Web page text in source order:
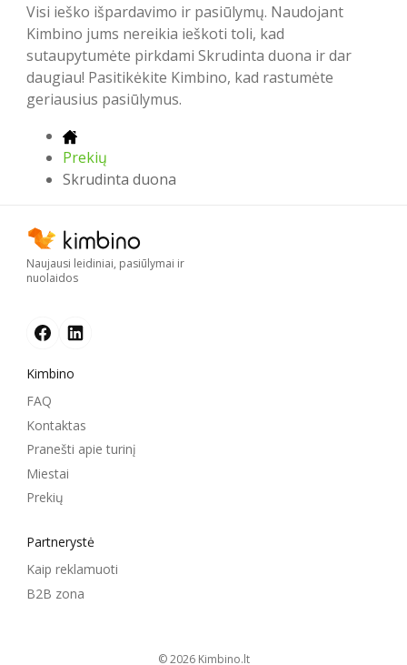
Visi ieško išpardavimo ir pasiūlymų. Naudojant
Kimbino jums nereikia ieškoti toli, kad
sutaupytumėte pirkdami Skrudinta duona ir dar
daugiau! Pasitikėkite Kimbino, kad rastumėte
geriausius pasiūlymus.
Prekių
Skrudinta duona
Naujausi leidiniai, pasiūlymai ir
nuolaidos
Kimbino
FAQ
Kontaktas
Pranešti apie turinį
Miestai
Prekių
Partnerystė
Kaip reklamuoti
B2B zona
© 2026 kimbino.lt